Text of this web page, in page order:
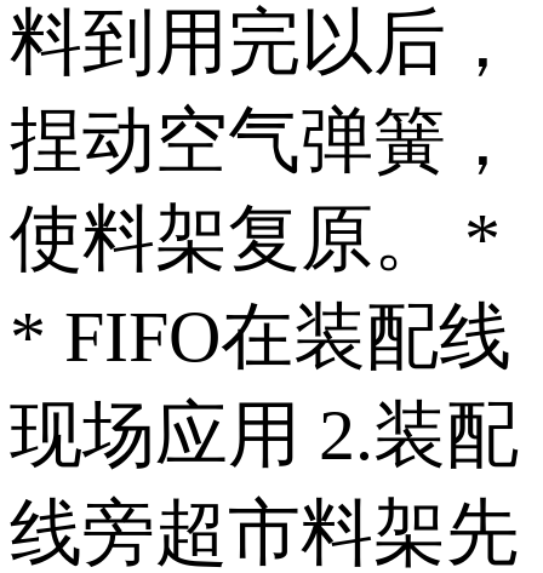
料到用完以后，
捏动空气弹簧，
使料架复原。 *
* FIFO在装配线
现场应用 2.装配
线旁超市料架先